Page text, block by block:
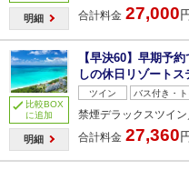
明細
合計料金 27,000
比較BOX
に追加
明細
【早決60】早期予
しの休日リゾートス
ツイン バス付き・
禁煙デラックスツイン
合計料金 27,360